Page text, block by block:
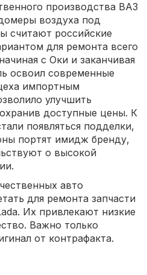
производства ВАЗ
воздуха под
считают российские
для ремонта всего
с Оки и заканчивая
освоил современные
импортным
улучшить
доступные цены. К
появляться подделки,
портят имидж бренду,
о высокой
авто
для ремонта запчасти
Их привлекают низкие
Важно только
от контрафакта.